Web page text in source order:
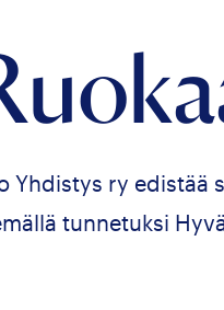
Yhdistys ry edistää
tunnetuksi